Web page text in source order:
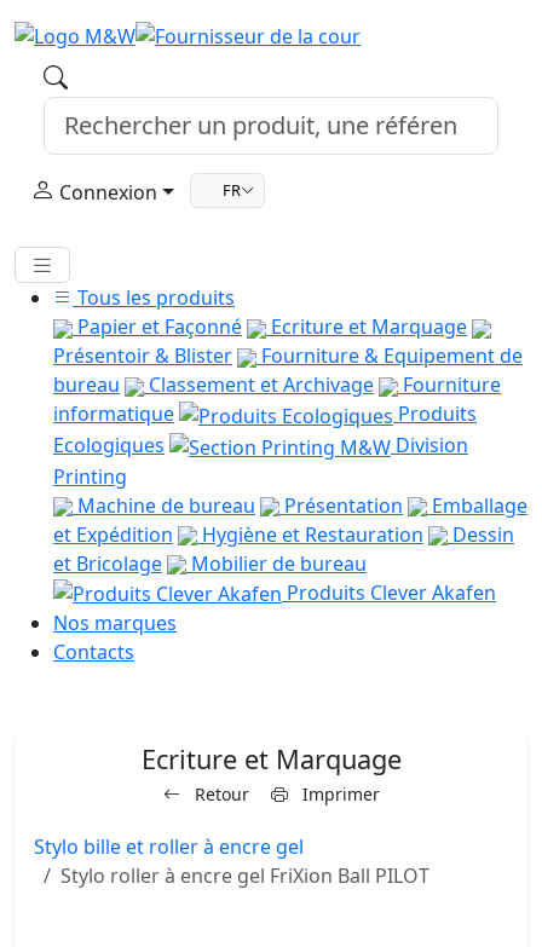
Connexion FR
Tous les produits
Papier et Façonné
Ecriture et Marquage
Présentoir & Blister
Fourniture & Equipement de
bureau
Classement et Archivage
Fourniture
informatique
Produits
Ecologiques
Division
Printing
Machine de bureau
Présentation
Emballage
et Expédition
Hygiène et Restauration
Dessin
et Bricolage
Mobilier de bureau
Produits Clever Akafen
Nos marques
Contacts
Ecriture et Marquage
Retour Imprimer
Stylo bille et roller à encre gel
Stylo roller à encre gel FriXion Ball PILOT